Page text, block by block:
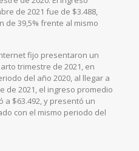
de 2021 fue de $3.488,
de 39,5% frente al mismo
fijo presentaron un
trimestre de 2021, en
del año 2020, al llegar a
de 2021, el ingreso promedio
a $63.492, y presentó un
con el mismo periodo del